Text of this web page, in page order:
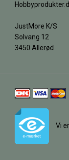
JustMore K/S
Solvang 12
3450 Allerød
Vi